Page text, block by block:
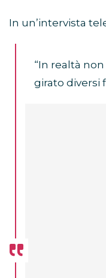
In un’intervista
“In realtà
girato diversi